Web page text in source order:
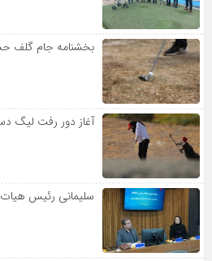
بخشنامه جام گلف
آغاز دور رفت لیگ
سلیمانی رئیس هیات